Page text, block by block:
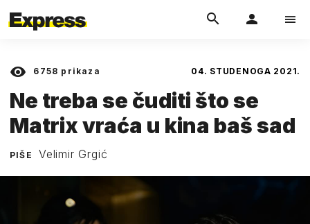
6758 prikaza 04. STUDENOGA 2021.
Ne treba se čuditi što se
Matrix vraća u kina baš sad
PIŠE Velimir Grgić